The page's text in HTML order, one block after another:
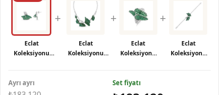
Eclat
Koleksiyonu
Gümüş Küpe
+
Eclat
Koleksiyonu
Gelincik Gümüş
+
Eclat
Koleksiyonu
Gümüş Yüzük
+
Eclat
Koleksiyonu
Gümüş Bileklik
Ayrı ayrı Set fiyatı